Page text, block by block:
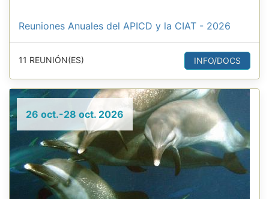
Reuniones Anuales del APICD y la CIAT - 2026
11 REUNIÓN(ES) INFO/DOCS
26 oct.-28 oct. 2026